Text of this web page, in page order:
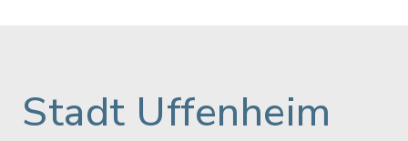
Stadt Uffenheim